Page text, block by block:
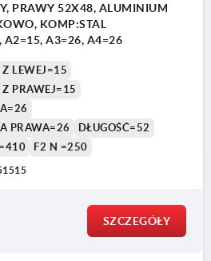
PRAWY 52X48, ALUMINIUM
KOMP:STAL
A2=15, A3=26, A4=26
LEWEJ=15
PRAWEJ=15
PRAWA=26
DŁUGOŚĆ=52
F2 N =250
SZCZEGÓŁY